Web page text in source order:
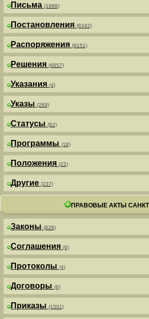
Письма (1988)
Постановления (8342)
Распоряжения (8151)
Решения (6857)
Указания (4)
Указы (269)
Статусы (62)
Программы (18)
Положения (22)
Другие (237)
ПРАВОВЫЕ АКТЫ
Законы (826)
Соглашения (6)
Протоколы (4)
Договоры (6)
Приказы (1501)